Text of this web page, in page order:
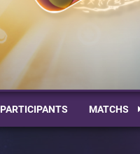
PARTICIPANTS MATCHS